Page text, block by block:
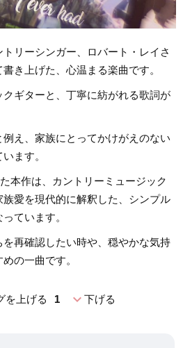
リーシンガー、ロバート・レイさ
き上げた、心温まる楽曲です。
ギターと、丁寧に紡がれる歌詞が
え、家族にとってかけがえのない
ます。
本作は、カントリーミュージック
愛を現代的に解釈した、シンプル
ています。
再確認したい時や、穏やかな気持
の一曲です。
を上げる 1 expand_more下げる